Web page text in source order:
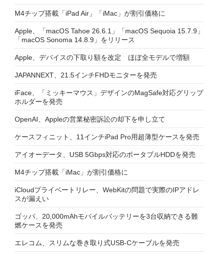
M4チップ搭載「iPad Air」「iMac」が割引価格に
Apple、「macOS Tahoe 26.6.1」「macOS Sequoia 15.7.9」
「macOS Sonoma 14.8.9」をリリース
Apple、デバイスの下取り額を改定 ほぼ全モデルで増額
JAPANNEXT、21.5インチFHDモニターを発売
iFace、「ミッキーマウス」デザインのMagSafe対応グリップ
ホルダーを発売
OpenAI、Appleの営業秘密訴訟の却下を申し立て
ケースフィニット、11インチiPad Pro用超薄型ケースを発売
アイオーデータ、USB 5Gbps対応のポータブルHDDを発売
M4チップ搭載「iMac」が割引価格に
iCloudプライベートリレー、WebKitの問題で実際のIPアドレ
スが漏えい
ゴッパ、20,000mAhモバイルバッテリーを3台収納できる難
燃ケースを発売
エレコム、スリムな巻き取り式USB-Cケーブルを発売